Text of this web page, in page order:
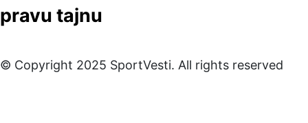
pravu tajnu
© Copyright 2025 SportVesti. All rights reserved